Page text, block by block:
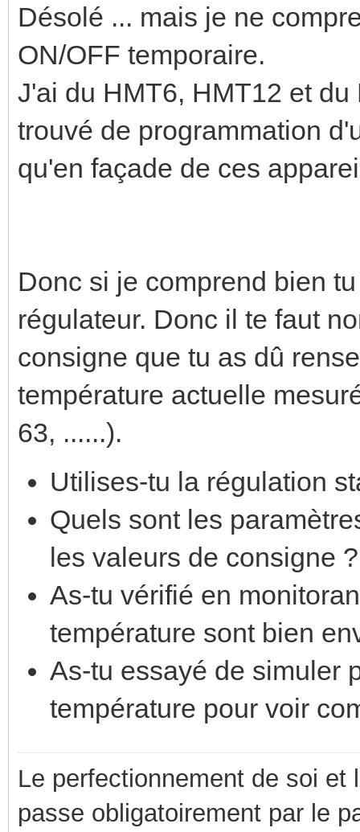
Désolé ... mais je ne
ON/OFF temporaire.
J'ai du HMT6, HMT12 et
trouvé de programmation
qu'en façade de ces
Donc si je comprend bien
régulateur. Donc il te faut
consigne que tu as dû
température actuelle
63, ......).
Utilises-tu la régulation
Quels sont les
les valeurs de consigne ?
As-tu vérifié en
température sont bien
As-tu essayé de simuler
température pour voir
Le perfectionnement de soi
passe obligatoirement par le